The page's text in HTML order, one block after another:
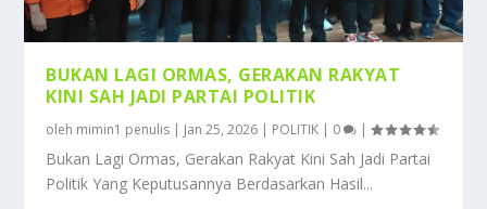
BUKAN LAGI ORMAS, GERAKAN RAKYAT
KINI SAH JADI PARTAI POLITIK
oleh mimin1 penulis | Jan 25, 2026 | POLITIK | 0 |
Bukan Lagi Ormas, Gerakan Rakyat Kini Sah Jadi Partai
Politik Yang Keputusannya Berdasarkan Hasil...